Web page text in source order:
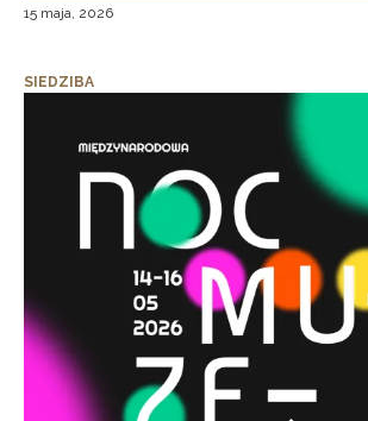
15 maja, 2026
SIEDZIBA